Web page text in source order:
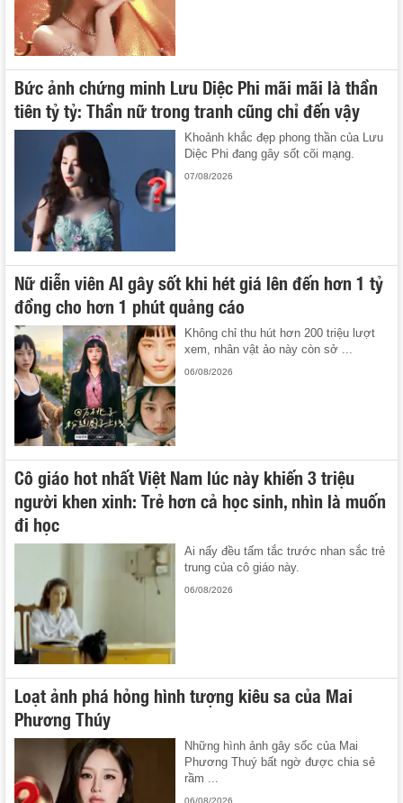
Bức ảnh chứng minh Lưu Diệc Phi mãi mãi là thần
tiên tỷ tỷ: Thần nữ trong tranh cũng chỉ đến vậy
Khoảnh khắc đẹp phong thần của Lưu
Diệc Phi đang gây sốt cõi mạng.
07/08/2026
Nữ diễn viên AI gây sốt khi hét giá lên đến hơn 1 tỷ
đồng cho hơn 1 phút quảng cáo
Không chỉ thu hút hơn 200 triệu lượt
xem, nhân vật ảo này còn sở ...
06/08/2026
Cô giáo hot nhất Việt Nam lúc này khiến 3 triệu
người khen xinh: Trẻ hơn cả học sinh, nhìn là muốn
đi học
Ai nấy đều tấm tắc trước nhan sắc trẻ
trung của cô giáo này.
06/08/2026
Loạt ảnh phá hỏng hình tượng kiêu sa của Mai
Phương Thúy
Những hình ảnh gây sốc của Mai
Phương Thuý bất ngờ được chia sẻ
rầm ...